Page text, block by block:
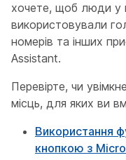
хочете, щоб люди у
використовували
номерів та інших
Assistant.
Перевірте, чи
місць, для яких ви
Використання
кнопкою з